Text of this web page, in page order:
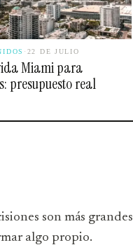
· 22 DE JULIO
Miami para
presupuesto real
son más
algo propio.